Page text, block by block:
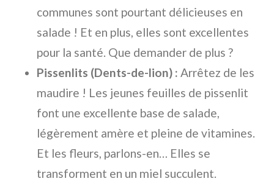
communes sont pourtant délicieuses en
salade ! Et en plus, elles sont excellentes
pour la santé. Que demander de plus ?
Pissenlits (Dents-de-lion) : Arrêtez de les
maudire ! Les jeunes feuilles de pissenlit
font une excellente base de salade,
légèrement amère et pleine de vitamines.
Et les fleurs, parlons-en… Elles se
transforment en un miel succulent.